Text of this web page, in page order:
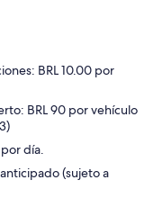
BRL 10.00 por
BRL 90 por vehículo
día.
(sujeto a